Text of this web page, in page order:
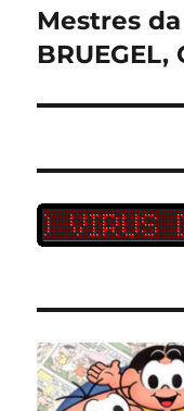
Próximo
post:
Mestres
BRUEGEL,